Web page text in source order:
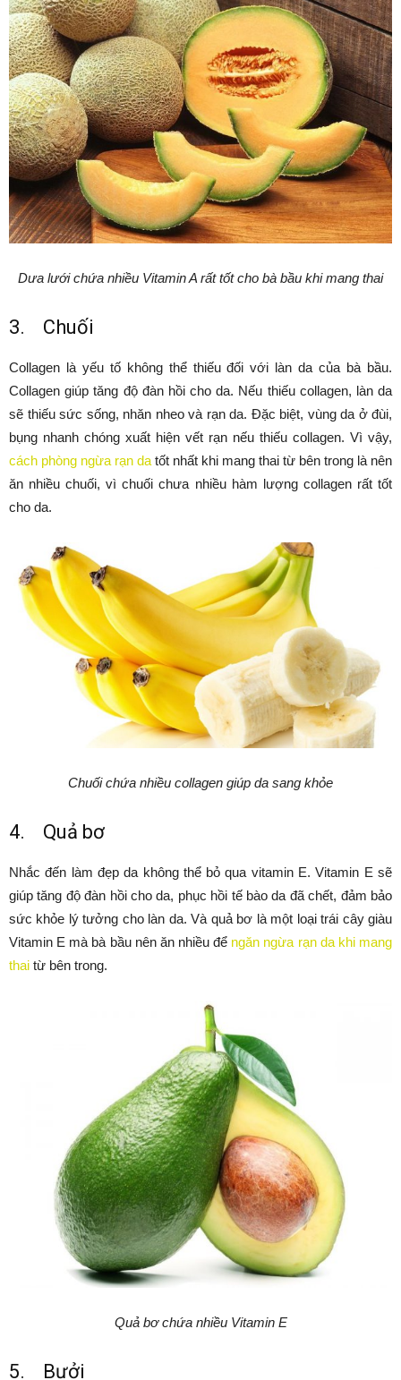
Dưa lưới chứa nhiều Vitamin A rất tốt cho bà bầu khi mang thai
3. Chuối
Collagen là yếu tố không thể thiếu đối với làn da của bà bầu.
Collagen giúp tăng độ đàn hồi cho da. Nếu thiếu collagen, làn da
sẽ thiếu sức sống, nhăn nheo và rạn da. Đặc biệt, vùng da ở đùi,
bụng nhanh chóng xuất hiện vết rạn nếu thiếu collagen. Vì vậy,
cách phòng ngừa rạn da tốt nhất khi mang thai từ bên trong là nên
ăn nhiều chuối, vì chuối chưa nhiều hàm lượng collagen rất tốt
cho da.
Chuối chứa nhiều collagen giúp da sang khỏe
4. Quả bơ
Nhắc đến làm đẹp da không thể bỏ qua vitamin E. Vitamin E sẽ
giúp tăng độ đàn hồi cho da, phục hồi tế bào da đã chết, đảm bảo
sức khỏe lý tưởng cho làn da. Và quả bơ là một loại trái cây giàu
Vitamin E mà bà bầu nên ăn nhiều để ngăn ngừa rạn da khi mang
thai từ bên trong.
Quả bơ chứa nhiều Vitamin E
5. Bưởi